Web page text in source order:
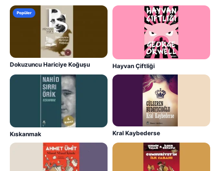
Popüler
Dokuzuncu Hariciye Koğuşu Hayvan Çiftliği
Kıskanmak Kral Kaybederse